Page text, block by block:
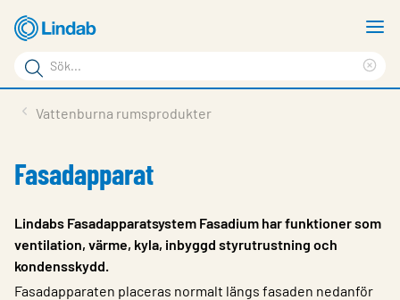
Hoppa
till
huvudinnehållet
Sökord
Sök
på
Service & Support
Om Lindab
Kontakt
Vattenburna rumsprodukter
Fasadapparat
Lindabs Fasadapparatsystem Fasadium har funktioner som
ventilation, värme, kyla, inbyggd styrutrustning och
kondensskydd.
Fasadapparaten placeras normalt längs fasaden nedanför